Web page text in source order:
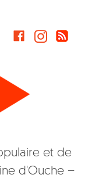
et de
d'Ouche –